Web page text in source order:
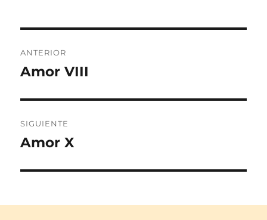
de
ANTERIOR
Entrada
Amor VIII
SIGUIENTE
Entrada
Amor X